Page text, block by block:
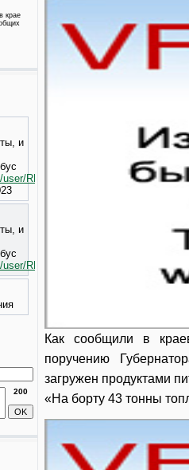
крае
200
Как сообщили в
поручению
загружен продуктами
«На борту 43 тонны